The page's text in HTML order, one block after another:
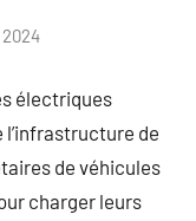
électriques
de
de véhicules
charger leurs